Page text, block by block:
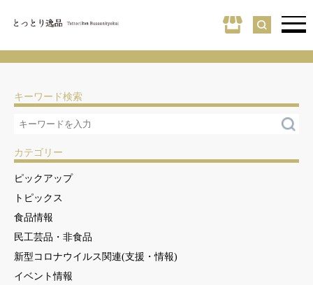
キーワード検索
カテゴリー
ピックアップ
トピックス
食品情報
民工芸品・非食品
新型コロナウイルス関連(支援・情報)
イベント情報